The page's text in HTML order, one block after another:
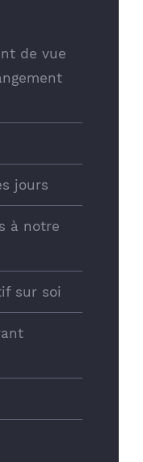
de vue
jours
à notre
sur soi
Loups